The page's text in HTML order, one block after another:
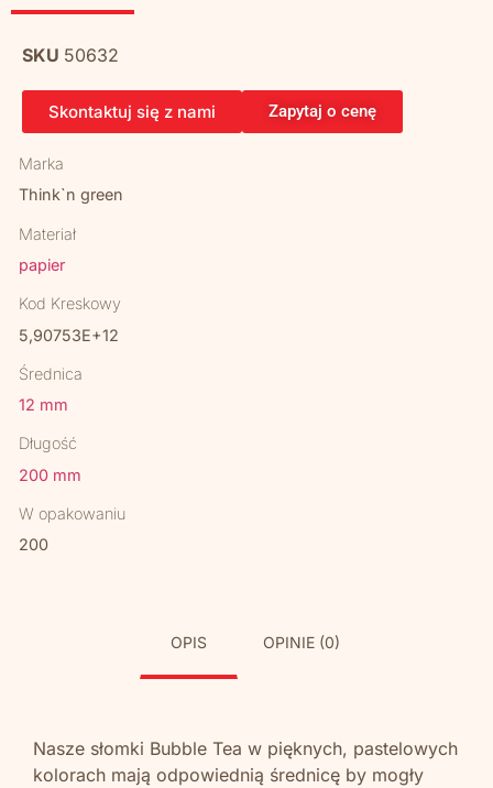
SKU 50632
Skontaktuj się z nami Zapytaj o cenę
Marka
Think`n green
Materiał
papier
Kod Kreskowy
5,90753E+12
Średnica
12 mm
Długość
200 mm
W opakowaniu
200
OPIS OPINIE (0)
Nasze słomki Bubble Tea w pięknych, pastelowych
kolorach mają odpowiednią średnicę by mogły